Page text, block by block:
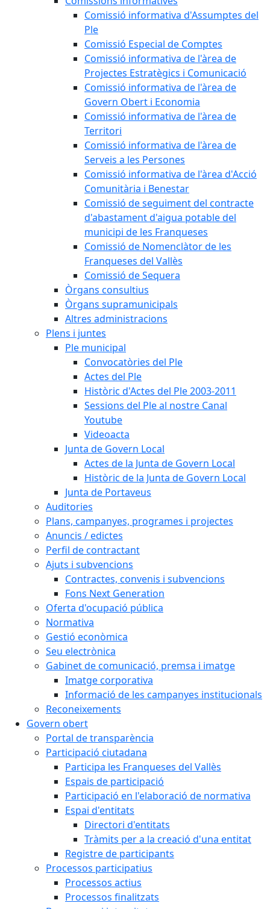
Comissió informativa d'Assumptes del
Ple
Comissió Especial de Comptes
Comissió informativa de l'àrea de
Projectes Estratègics i Comunicació
Comissió informativa de l'àrea de
Govern Obert i Economia
Comissió informativa de l'àrea de
Territori
Comissió informativa de l'àrea de
Serveis a les Persones
Comissió informativa de l'àrea d'Acció
Comunitària i Benestar
Comissió de seguiment del contracte
d'abastament d'aigua potable del
municipi de les Franqueses
Comissió de Nomenclàtor de les
Franqueses del Vallès
Comissió de Sequera
Òrgans consultius
Òrgans supramunicipals
Altres administracions
Plens i juntes
Ple municipal
Convocatòries del Ple
Actes del Ple
Històric d'Actes del Ple 2003-2011
Sessions del Ple al nostre Canal
Youtube
Videoacta
Junta de Govern Local
Actes de la Junta de Govern Local
Històric de la Junta de Govern Local
Junta de Portaveus
Auditories
Plans, campanyes, programes i projectes
Anuncis / edictes
Perfil de contractant
Ajuts i subvencions
Contractes, convenis i subvencions
Fons Next Generation
Oferta d'ocupació pública
Normativa
Gestió econòmica
Seu electrònica
Gabinet de comunicació, premsa i imatge
Imatge corporativa
Informació de les campanyes institucionals
Reconeixements
Govern obert
Portal de transparència
Participació ciutadana
Participa les Franqueses del Vallès
Espais de participació
Participació en l'elaboració de normativa
Espai d'entitats
Directori d'entitats
Tràmits per a la creació d'una entitat
Registre de participants
Processos participatius
Processos actius
Processos finalitzats